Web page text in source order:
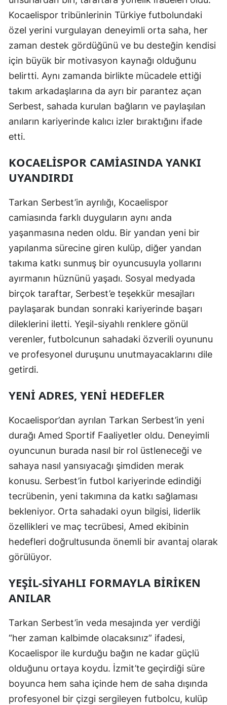
Samsun
Sinop
Sivas
Tokat
Tunceli
Uşak
Van
Yozgat
Zonguldak
Aksaray
Bayburt
Karaman
Kırıkkale
Şırnak
Ardahan
Iğdır
Karabük
Kilis
Osmaniye
Kocaelispor tribünlerinin Türkiye futbolundaki
özel yerini vurgulayan deneyimli orta saha, her
zaman destek gördüğünü ve bu desteğin kendisi
için büyük bir motivasyon kaynağı olduğunu
belirtti. Aynı zamanda birlikte mücadele ettiği
takım arkadaşlarına da ayrı bir parantez açan
Serbest, sahada kurulan bağların ve paylaşılan
anıların kariyerinde kalıcı izler bıraktığını ifade
etti.
KOCAELISPOR CAMIASINDA YANKI
UYANDIRDI
Tarkan Serbest’in ayrılığı, Kocaelispor
camiasında farklı duyguların aynı anda
yaşanmasına neden oldu. Bir yandan yeni bir
yapılanma sürecine giren kulüp, diğer yandan
takıma katkı sunmuş bir oyuncusuyla yollarını
ayırmanın hüznünü yaşadı. Sosyal medyada
birçok taraftar, Serbest’e teşekkür mesajları
paylaşarak bundan sonraki kariyerinde başarı
dileklerini iletti. Yeşil-siyahlı renklere gönül
verenler, futbolcunun sahadaki özverili oyununu
ve profesyonel duruşunu unutmayacaklarını dile
getirdi.
YENI ADRES, YENI HEDEFLER
Kocaelispor’dan ayrılan Tarkan Serbest’in yeni
durağı Amed Sportif Faaliyetler oldu. Deneyimli
oyuncunun burada nasıl bir rol üstleneceği ve
sahaya nasıl yansıyacağı şimdiden merak
konusu. Serbest’in futbol kariyerinde edindiği
tecrübenin, yeni takımına da katkı sağlaması
bekleniyor. Orta sahadaki oyun bilgisi, liderlik
özellikleri ve maç tecrübesi, Amed ekibinin
hedefleri doğrultusunda önemli bir avantaj olarak
görülüyor.
YEŞIL-SIYAHLI FORMAYLA BIRIKEN
ANILAR
Tarkan Serbest’in veda mesajında yer verdiği
“her zaman kalbimde olacaksınız” ifadesi,
Kocaelispor ile kurduğu bağın ne kadar güçlü
olduğunu ortaya koydu. İzmit’te geçirdiği süre
boyunca hem saha içinde hem de saha dışında
profesyonel bir çizgi sergileyen futbolcu, kulüp